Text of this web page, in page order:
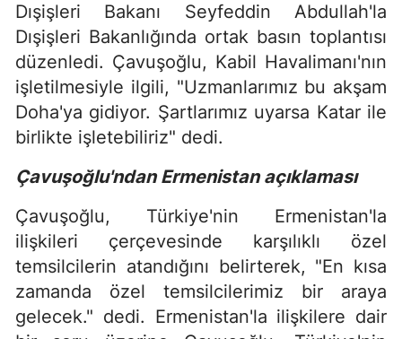
Dışişleri Bakanı Seyfeddin Abdullah'la
Dışişleri Bakanlığında ortak basın toplantısı
düzenledi. Çavuşoğlu, Kabil Havalimanı'nın
işletilmesiyle ilgili, "Uzmanlarımız bu akşam
Doha'ya gidiyor. Şartlarımız uyarsa Katar ile
birlikte işletebiliriz" dedi.
Çavuşoğlu'ndan Ermenistan açıklaması
Çavuşoğlu, Türkiye'nin Ermenistan'la
ilişkileri çerçevesinde karşılıklı özel
temsilcilerin atandığını belirterek, "En kısa
zamanda özel temsilcilerimiz bir araya
gelecek." dedi. Ermenistan'la ilişkilere dair